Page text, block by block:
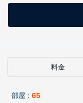
料金
部屋 : 65